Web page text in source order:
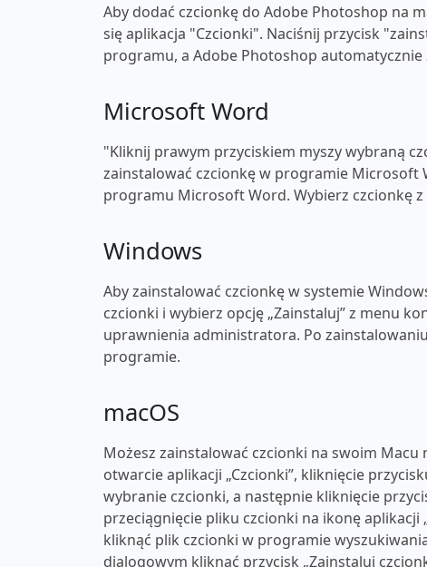
Aby dodać czcionkę do Adobe Photoshop na
się aplikacja "Czcionki". Naciśnij przycisk
programu, a Adobe Photoshop
Microsoft Word
"Kliknij prawym przyciskiem myszy wybraną
zainstalować czcionkę w programie Microsoft
programu Microsoft Word. Wybierz czcionkę
Windows
Aby zainstalować czcionkę w systemie
czcionki i wybierz opcję „Zainstaluj” z menu
uprawnienia administratora. Po
programie.
macOS
Możesz zainstalować czcionki na swoim
otwarcie aplikacji „Czcionki”, kliknięcie
wybranie czcionki, a następnie kliknięcie
przeciągnięcie pliku czcionki na ikonę
kliknąć plik czcionki w programie
dialogowym kliknąć przycisk „Zainstaluj